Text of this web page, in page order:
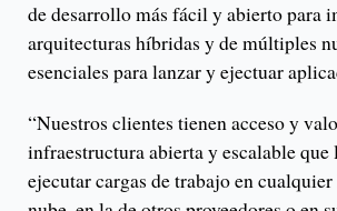
de desarrollo más fácil y abierto para
arquitecturas híbridas y de múltiples
esenciales para lanzar y ejectuar
“Nuestros clientes tienen acceso y
infraestructura abierta y escalable que
ejecutar cargas de trabajo en